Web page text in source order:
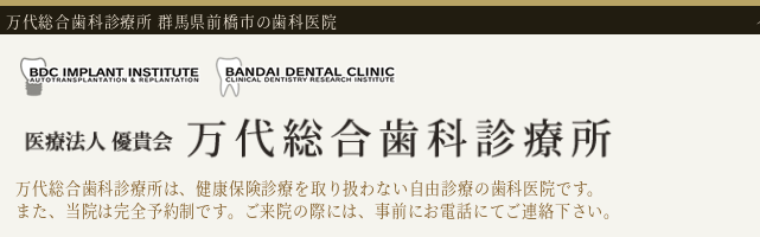
万代総合歯科診療所 群馬県前橋市の歯科医院
万代総合歯科診療所は、健康保険診療を取り扱わない自由診療の歯科医院です。
また、当院は完全予約制です。ご来院の際には、事前にお電話にてご連絡下さい。